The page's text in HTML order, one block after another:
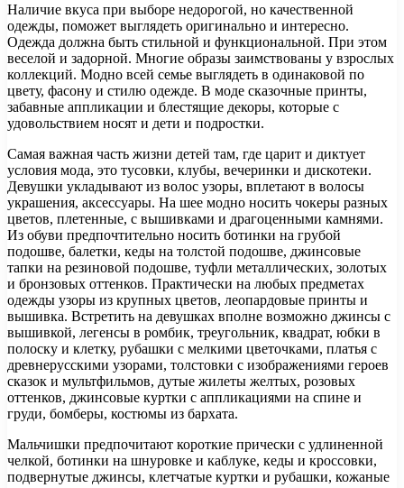
Наличие вкуса при выборе недорогой, но качественной
одежды, поможет выглядеть оригинально и интересно.
Одежда должна быть стильной и функциональной. При этом
веселой и задорной. Многие образы заимствованы у взрослых
коллекций. Модно всей семье выглядеть в одинаковой по
цвету, фасону и стилю одежде. В моде сказочные принты,
забавные аппликации и блестящие декоры, которые с
удовольствием носят и дети и подростки.
Самая важная часть жизни детей там, где царит и диктует
условия мода, это тусовки, клубы, вечеринки и дискотеки.
Девушки укладывают из волос узоры, вплетают в волосы
украшения, аксессуары. На шее модно носить чокеры разных
цветов, плетенные, с вышивками и драгоценными камнями.
Из обуви предпочтительно носить ботинки на грубой
подошве, балетки, кеды на толстой подошве, джинсовые
тапки на резиновой подошве, туфли металлических, золотых
и бронзовых оттенков. Практически на любых предметах
одежды узоры из крупных цветов, леопардовые принты и
вышивка. Встретить на девушках вполне возможно джинсы с
вышивкой, легенсы в ромбик, треугольник, квадрат, юбки в
полоску и клетку, рубашки с мелкими цветочками, платья с
древнерусскими узорами, толстовки с изображениями героев
сказок и мультфильмов, дутые жилеты желтых, розовых
оттенков, джинсовые куртки с аппликациями на спине и
груди, бомберы, костюмы из бархата.
Мальчишки предпочитают короткие прически с удлиненной
челкой, ботинки на шнуровке и каблуке, кеды и кроссовки,
подвернутые джинсы, клетчатые куртки и рубашки, кожаные